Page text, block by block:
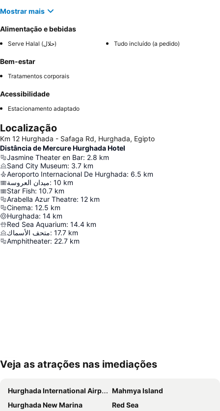
Mostrar mais
Alimentação e bebidas
Serve Halal (حلال) Tudo incluído (a pedido)
Bem-estar
Tratamentos corporais
Acessibilidade
Estacionamento adaptado
Localização
Km 12 Hurghada - Safaga Rd, Hurghada, Egipto
Distância de Mercure Hurghada Hotel
Jasmine Theater en Bar: 2.8 km
Sand City Museum: 3.7 km
Aeroporto Internacional De Hurghada: 6.5 km
ميدان العروسة: 10 km
Star Fish: 10.7 km
Arabella Azur Theatre: 12 km
Cinema: 12.5 km
Hurghada: 14 km
Red Sea Aquarium: 14.4 km
متحف الأسماك: 17.7 km
Amphitheater: 22.7 km
Ampliar mapa
Veja as atrações nas imediações
Hurghada International Airport
Mahmya Island
Hurghada New Marina
Red Sea